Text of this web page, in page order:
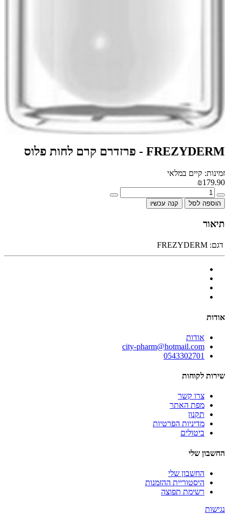
FREZYDERM - פרזדרם קרם לחות פלוס
זמינות: קיים במלאי
₪179.90
הוספה לסל קנה עכשיו
תיאור
דגם: FREZYDERM
אודות
אודות
city-pharm@hotmail.com
0543302701
שירות לקוחות
צרו קשר
מפת האתר
תקנון
מדיניות הפרטיות
ביטולים
החשבון שלי
החשבון שלי
היסטוריית ההזמנות
רשימת תפוצה
נגישות